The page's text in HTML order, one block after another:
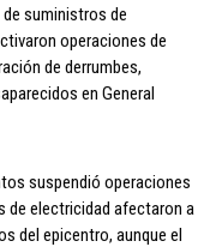
suministros de
operaciones de
de derrumbes,
en General
suspendió operaciones
de electricidad afectaron a
del epicentro, aunque el